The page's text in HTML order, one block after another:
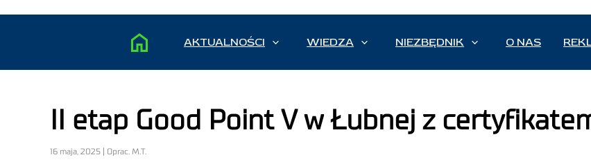
AKTUALNOŚCI WIEDZA NIEZBĘDNIK O NAS
II etap Good Point V w Łubnej z
16 maja, 2025 | Oprac. M.T.